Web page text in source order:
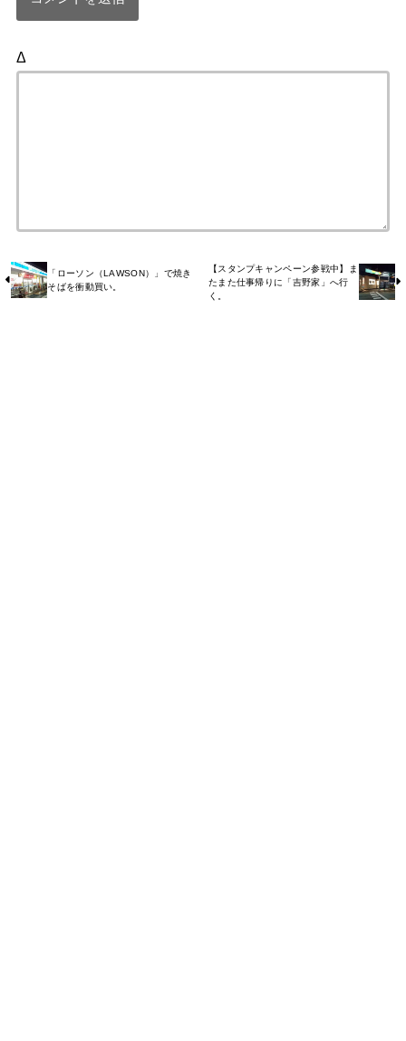
Δ
「ローソン（LAWSON）」で焼き
そばを衝動買い。
【スタンプキャンペーン参戦中】ま
たまた仕事帰りに「吉野家」へ行
く。